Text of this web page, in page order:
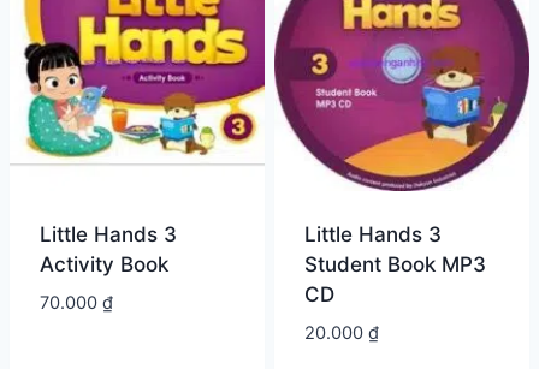
Little Hands 3
Activity Book
70.000 ₫
Little Hands 3
Student Book MP3
CD
20.000 ₫